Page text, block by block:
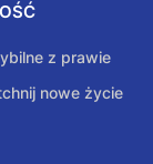
z prawie
nowe życie